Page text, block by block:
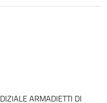
ARMADIETTI DI